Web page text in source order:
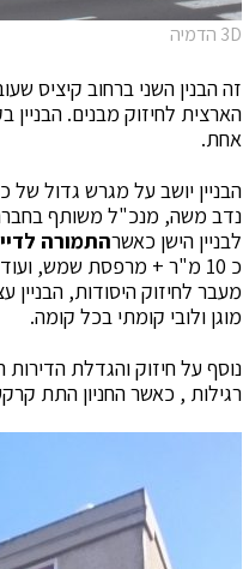
3D הדמיה
זה הבנין השני ברחוב קיציס
אחת.
נדב משה, מנכ"ל משותף
לבניין הישן כאשרהתמורה
כ 10 מ"ר + מרפסת שמש, ועוד תוספת של 10 מ"ר לא בגמר מלא. כל הדירות היו 65 מ"ר ונהיו 100 מ"ר.
מוגן ולובי קומתי בכל קומה.
רגילות , כאשר החניון התת קרקעי יאכלס 21 חניות לטובת הדירות החדשות זאת